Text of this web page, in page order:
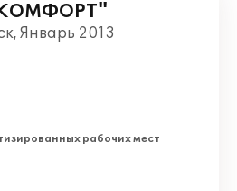
Январь 2013
рабочих мест